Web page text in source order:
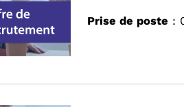
Prise de poste :